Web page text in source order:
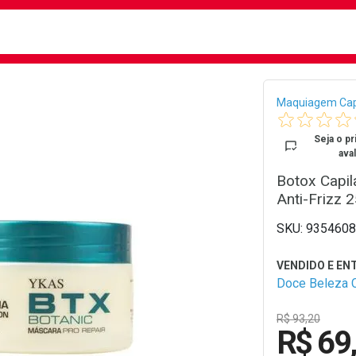
Maquiagem
Seja o
Botox
Anti-Frizz
Doce Beleza
R$ 93,20
R$